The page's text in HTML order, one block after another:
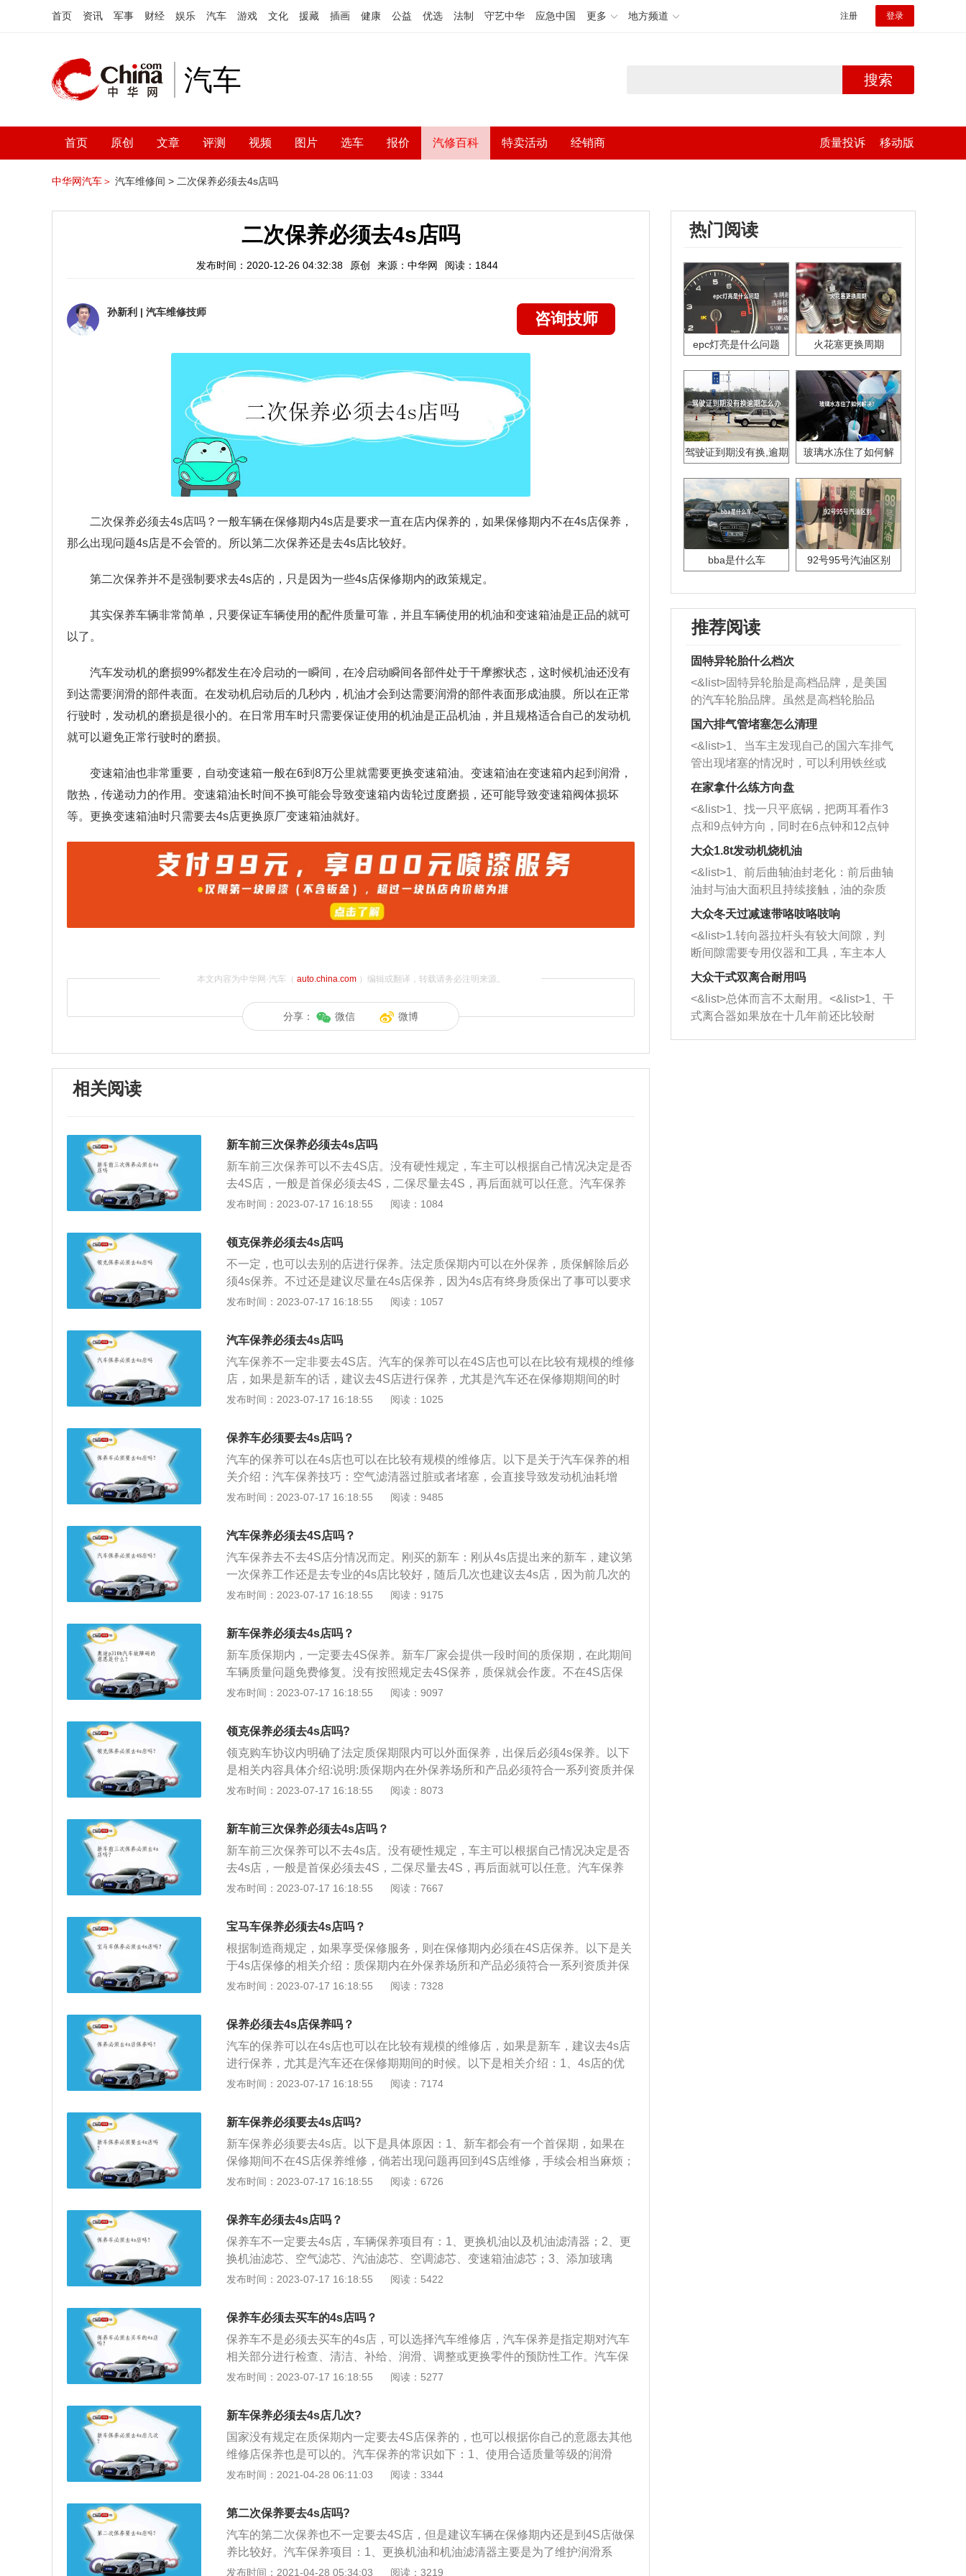
首页 资讯 军事 财经 娱乐 汽车 游戏 文化 援藏 插画 健康 公益 优选 法制 守艺中华 应急中国 更多 地方频道 注册 登录
汽车 搜索
首页 原创 文章 评测 视频 图片 选车 报价 汽修百科 特卖活动 经销商 质量投诉 移动版
中华网汽车＞ 汽车维修间 > 二次保养必须去4s店吗
二次保养必须去4s店吗
发布时间：2020-12-26 04:32:38 原创 来源：中华网 阅读：1844
孙新利 | 汽车维修技师 咨询技师
二次保养必须去4s店吗？ 一般车辆在保修期内4s店是要求一直在店内保养的，如果保修期内不在4s店保养，
那么出现问题4s店是不会管的。所以第二次保养还是去4s店比较好。
第二次保养并不是强制要求去4s店的，只是因为一些4s店保修期内的政策规定。
其实保养车辆非常简单，只要保证车辆使用的配件质量可靠，并且车辆使用的机油和变速箱油是正品的就可
以了。
汽车发动机的磨损99%都发生在冷启动的一瞬间，在冷启动瞬间各部件处于干摩擦状态，这时候机油还没有
到达需要润滑的部件表面。在发动机启动后的几秒内，机油才会到达需要润滑的部件表面形成油膜。所以在正常
行驶时，发动机的磨损是很小的。在日常用车时只需要保证使用的机油是正品机油，并且规格适合自己的发动机
就可以避免正常行驶时的磨损。
变速箱油也非常重要，自动变速箱一般在6到8万公里就需要更换变速箱油。变速箱油在变速箱内起到润滑，
散热，传递动力的作用。变速箱油长时间不换可能会导致变速箱内齿轮过度磨损，还可能导致变速箱阀体损坏
等。更换变速箱油时只需要去4s店更换原厂变速箱油就好。
本文内容为中华网·汽车（ auto.china.com）编辑或翻译，转载请务必注明来源。
分享： 微信 微博
相关阅读
新车前三次保养必须去4s店吗
新车前三次保养可以不去4S店。没有硬性规定，车主可以根据自己情况决定是否
去4S店，一般是首保必须去4S，二保尽量去4S，再后面就可以任意。汽车保养
是指定期对汽车相关部分进行检查、清洁、补给、润滑、调整或更换某些零件的
因为一辆车到了第三次保养，意味着这辆车已经过了磨合期，到了比较平顺的时
间，这个时候驾驶感觉以及驾驶手感最好。因此，要特别重视车的第三次保养。
第三次保养同样需要更换机油以及机油滤芯，除此之外，还需要更换另外一个东
西，那就是空调滤清器。新车首保可以去任何同品牌授权的4S店进行，并且在品
牌经销商处进行首保通常是免费的。在质保期内，首保以及其他养护类项目，都
免费的，而且包含其他必要项目的检查。其次是在经销商进行定期保养或养护，
维修技师是遵循并且符合该车型的保养手册的要求，避免日后出现故障，而被判
定为有过不正确的保养或缺乏正常保养，从而失去保修资格；最后是在经销商进
价值。
发布时间：2023-07-17 16:18:55 阅读：1084
领克保养必须去4s店吗
不一定，也可以去别的店进行保养。法定质保期内可以在外保养，质保解除后必
须4s保养。不过还是建议尽量在4s店保养，因为4s店有终身质保出了事可以要求
4S店处理，并且4s店的保养服务也更加专业。汽车日常保养：1、定期检查防冻
冻，刹车油是刹车系统必不可少的组成部分。玻璃水用于清洗玻璃，这些都要保
证充足，才能使车辆正常运转。2、定期进行四轮定位，汽车跑的公里多了，有
时会出现跑偏等现象，容易埋藏隐患。这时要及时对车辆进行四轮定位，并且快
速解决汽车跑偏问题。3、定期检测刹车片，按期检查汽车刹车片和离合器片等
的磨损程度，汽车在路上跑时，刹车片和离合器片一直在磨损，到了一定程度就
里数就要检查一下刹车片和离合器片的磨损情况。4、及时清洗汽车，平常车辆
在路上跑或停车时，汽车上容易沾满灰尘颗粒、鸟粪等，特别是雨淋之后，里面
的酸性物质时间长了会腐蚀汽车表面的漆面，这样的情况则会造成汽车不再光
机和其它部件正常运转都离不开机油的润滑、清洁等作用。因此应及时检查机油
发布时间：2023-07-17 16:18:55 阅读：1057
汽车保养必须去4s店吗
汽车保养不一定非要去4S店。汽车的保养可以在4S店也可以在比较有规模的维修
店，如果是新车的话，建议去4S店进行保养，尤其是汽车还在保修期期间的时
候。在汽车的保养上，4S店有着独特的优势，首先是在汽车保养的整体性上，在
时候，在4S店会有一个全面的记录，能够更好的反馈汽车的使用情况，在卖车的
时候也比较简单。最后就是在4S店工作的技工基本上都是技术比较过硬的，所以
会让车主比较放心，但是现在的一些比较有规模的维修店也得到了完善，出了保
修期之后也可以去维修店进行保养，维修店的技工在技能上也是可以信赖的。在
对汽车进行保养检查的时候，根据自己的需求进行检查，最好找一个比较信赖的
保养的时候，要找一个通风的地方，因为在发动机运行过程中，会释放出一氧化
碳，为了避免在进行保养的过程中吸入一氧化碳，所以需要找一个比较安全的地
方。
发布时间：2023-07-17 16:18:55 阅读：1025
保养车必须要去4s店吗？
汽车的保养可以在4s店也可以在比较有规模的维修店。以下是关于汽车保养的相
关介绍：汽车保养技巧：空气滤清器过脏或者堵塞，会直接导致发动机油耗增
加，工作不良等情况。日常定期检查空气滤清器，若发现灰尘较少，堵塞不严
汽车保养注意事项：需要注意的是，在汽车进行保养的时候，要找一个通风的地
方，因为在发动机运行过程中，会释放出一氧化碳，为了避免在进行保养的过程
中吸入一氧化碳。
发布时间：2023-07-17 16:18:55 阅读：9485
汽车保养必须去4S店吗？
汽车保养去不去4S店分情况而定。刚买的新车：刚从4s店提出来的新车，建议第
一次保养工作还是去专业的4s店比较好，随后几次也建议去4s店，因为前几次的
保养正好处于汽车的磨合期，4s店的材料比较足而且都是原装，对车保养效果更
保期内最好不要去别的修理厂进行保养，因为在别的修理厂进行保养车子出问
题，厂家没有责任。不是新车：汽车不是新车，不在意汽车的使用情况就不用去
4s店保养。汽车的问题不大可以正常行驶，4s店的保养价格比较高，不想多花
钱，可以不用去4s店保养。车出事故需要去保险流程：建议去4s店保养，在保险
理赔的时候，更加容易获得赔付。
发布时间：2023-07-17 16:18:55 阅读：9175
新车保养必须去4s店吗？
新车质保期内，一定要去4S保养。新车厂家会提供一段时间的质保期，在此期间
车辆质量问题免费修复。没有按照规定去4S保养，质保就会作废。不在4S店保
养：以前“脱离保养”就等于“脱离保修”，不少车主都碰到过去外边汽修店做保养，
整：《机动车维修管理规定》上对此作了修改，明确规定了厂家和4S店不得以不
在官方授权店保养为由拒绝给车辆提供质保，即车主可自由选择修车点。
发布时间：2023-07-17 16:18:55 阅读：9097
领克保养必须去4s店吗?
领克购车协议内明确了法定质保期限内可以外面保养，出保后必须4s保养。以下
是相关内容具体介绍:说明:质保期内在外保养场所和产品必须符合一系列资质并保
留一系列合规票据和书面记录，文件法律有明确定义，但是对于这个产品资质的
规的配件而拒绝提供终生质保服务。扩展:不在4S店保养就是意味着质保和免费的
保养车主就享受不到，就等于是放弃了这些政策和优惠权利，所以为了保险起
见，还是要到4S去保养。
发布时间：2023-07-17 16:18:55 阅读：8073
新车前三次保养必须去4s店吗？
新车前三次保养可以不去4s店。没有硬性规定，车主可以根据自己情况决定是否
去4s店，一般是首保必须去4S，二保尽量去4S，再后面就可以任意。汽车保养
是指定期对汽车相关部分进行检查、清洁、补给、润滑、调整或更换某些零件的
辆车来说也是极其重要的过程，因为一辆车到了第三次保养，意味着这辆车已经
过了磨合期，到了比较平顺的时间，这个时候驾驶感觉以及驾驶手感最巅峰。因
此，要特别重视车的第三次保养。第三次保养同样需要更换机油以及机油滤芯，
除此之外，还需要更换另外一个东西，那就是空调滤清器。
发布时间：2023-07-17 16:18:55 阅读：7667
宝马车保养必须去4s店吗？
根据制造商规定，如果享受保修服务，则在保修期内必须在4S店保养。以下是关
于4s店保修的相关介绍：质保期内在外保养场所和产品必须符合一系列资质并保
留一系列合规票据和书面记录，文件法律有明确定义，但是对于这个产品资质的
规的配件而拒绝提供终生质保服务。车辆超出保修期后，车主可以不用前往4S店
进行维修。在正常情况下，汽车的保修政策通常为2年或60000公里，单个型号的
保修期限稍长一些，但一般不超过5年或10公里。不在4S店保养就是意味着质保
和免费的保养车主就享受不到，就等于是放弃了这些政策和优惠权利，所以为了
保险起见，还是要到4S去保养。常规的维修店拥有相对先进的设备，并且车辆的
发布时间：2023-07-17 16:18:55 阅读：7328
保养必须去4s店保养吗？
汽车的保养可以在4s店也可以在比较有规模的维修店，如果是新车，建议去4s店
进行保养，尤其是汽车还在保修期期间的时候。以下是相关介绍：1、4s店的优
势：在汽车的保养上，4s店有着独特的优势，首先是在汽车保养的整体性上，在
时候，在4s店会有一个全面的记录，能够更好地反馈汽车的使用情况，在卖车的
时候也比较简单，最后就是在4s店工作的技工基本上技术比较过硬，所以会让车
主比较放心。2、维修店：现在的一些比较有规模的维修店也得到了完善，出了
保修期之后也可以去维修店进行保养，维修店的技工在技能上也可以信赖。
发布时间：2023-07-17 16:18:55 阅读：7174
新车保养必须要去4s店吗?
新车保养必须要去4s店。以下是具体原因：1、新车都会有一个首保期，如果在
保修期间不在4S店保养维修，倘若出现问题再回到4S店维修，手续会相当麻烦；
2、另外，还容易产生维修纠纷的问题，所以新车保养最好去4S店在4S店保养维
后续追踪。如果新车在修理厂进行保养，比较容易造成因操作不规范而导致汽车
故障的情况，并且回到4S店修理还要提供一大堆维修的单据。
发布时间：2023-07-17 16:18:55 阅读：6726
保养车必须去4s店吗？
保养车不一定要去4s店，车辆保养项目有：1、更换机油以及机油滤清器；2、更
换机油滤芯、空气滤芯、汽油滤芯、空调滤芯、变速箱油滤芯；3、添加玻璃
水、防冻液、空调制冷剂；4、检查传动皮带是否有磨损；5、清洗节气门、气缸
车辆优良的性能状态；2、提高行车安全；3、降低发动机噪音；4、延长车辆的
使用寿命。
发布时间：2023-07-17 16:18:55 阅读：5422
保养车必须去买车的4s店吗？
保养车不是必须去买车的4s店，可以选择汽车维修店，汽车保养是指定期对汽车
相关部分进行检查、清洁、补给、润滑、调整或更换零件的预防性工作。汽车保
养的项目：1、更换机油、机油滤芯、空气滤芯、汽油滤芯；2、检查车身、轮
养的作用：1、保证车辆优良的性能状态；2、提高行车安全；3、降低发动机噪
音；4、延长车辆的使用寿命。
发布时间：2023-07-17 16:18:55 阅读：5277
新车保养必须去4s店几次?
国家没有规定在质保期内一定要去4S店保养的，也可以根据你自己的意愿去其他
维修店保养也是可以的。汽车保养的常识如下：1、使用合适质量等级的润滑
油，选用标准在不低于厂家要求的润滑油；2、定期更换机油和滤芯，如过滤器
垢送回润滑部位，促进发动机磨损；3、定期清洁燃油系统，使用BG208（燃油
系统强力高效清洁剂）清洁燃油系统，定期使用BG202控制积碳的生成，可以始
终保持发动机处于最佳状态。
发布时间：2021-04-28 06:11:03 阅读：3344
第二次保养要去4s店吗?
汽车的第二次保养也不一定要去4S店，但是建议车辆在保修期内还是到4S店做保
养比较好。汽车保养项目：1、更换机油和机油滤清器主要是为了维护润滑系
统，更换机油时应更换机油滤清器，一般情况下，车辆行驶时每行驶5000km需
发布时间：2021-04-28 05:34:03 阅读：3219
热门阅读
epc灯亮是什么问题 火花塞更换周期
驾驶证到期没有换,逾期
玻璃水冻住了如何解
bba是什么车 92号95号汽油区别
推荐阅读
固特异轮胎什么档次
<&list>固特异轮胎是高档品牌，是美国
的汽车轮胎品牌。虽然是高档轮胎品
牌，但是中高低端的轮胎都有生产，这
也是为了更好的开拓市场。
国六排气管堵塞怎么清理
<&list>1、当车主发现自己的国六车排气
管出现堵塞的情况时，可以利用铁丝或
者是细棍，直接将杂物给取出来，如果
堵塞情况比较严重，也可以采取应急措
施。 <&list>2、直接利用木棍将所有的
杂物推到排气管里面的位置处，然后将
三元催化器拆解开，就可以将堵塞的东
西取出来。但如果是因为积碳过多引起
的堵塞，就需要将三元催化器泡在草酸
洗剂对堵塞的情况得到解决，将清洗剂
放在燃油箱中，与燃油混合后，车辆启
动时，就可以和汽油一起进入到燃烧
室，最后形成废气排出，就可以让三元
催化器得到清洗，排气管堵塞的情况就
能够得到解决。
在家拿什么练方向盘
<&list>1、找一只平底锅，把两耳看作3
点和9点钟方向，同时在6点钟和12点钟
方向做一个标记。 <&list>2、双手握住
一圈半的练习，往右同样也要打相同的
圈数。 <&list>3、最后强调要反复练
习，这样就可以形成肌肉记忆，在真实
驾驶车辆时，不需要记忆也能打好方
向。
大众1.8t发动机烧机油
<&list>1、前后曲轴油封老化：前后曲轴
油封与油大面积且持续接触，油的杂质
和发动机内持续温度变化使其密封效果
逐渐减弱，导致渗油或漏油。<&list>2、
活塞间隙过大：积碳会使活塞环与缸体
的间隙扩大，导致机油流入燃烧室中，
造成烧机油。<&list>3、机油粘度。使用
机油粘度过小的话，同样会有烧机油现
象，机油粘度过小具有很好的流动性，
大众冬天过减速带咯吱咯吱响
<&list>1.转向器拉杆头有较大间隙，判
断间隙需要专用仪器和工具，车主本人
无法制作，需要将车辆送到修理厂或4s
店；<&list>2.车辆半轴套管防尘罩破
裂，破裂后会出现漏油现象，使半轴磨
损严重，磨损的半轴容易损坏，产生异
响；<&list>3.稳定器的转向胶套和球头
大众干式双离合耐用吗
<&list>总体而言不太耐用。<&list>1、干
式离合器如果放在十几年前还比较耐